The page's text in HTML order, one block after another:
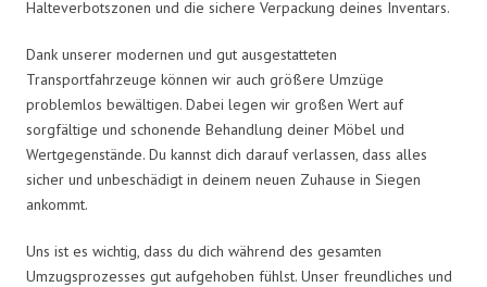
Halteverbotszonen und die sichere Verpackung deines Inventars.
Dank unserer modernen und gut ausgestatteten
Transportfahrzeuge können wir auch größere Umzüge
problemlos bewältigen. Dabei legen wir großen Wert auf
sorgfältige und schonende Behandlung deiner Möbel und
Wertgegenstände. Du kannst dich darauf verlassen, dass alles
sicher und unbeschädigt in deinem neuen Zuhause in Siegen
ankommt.
Uns ist es wichtig, dass du dich während des gesamten
Umzugsprozesses gut aufgehoben fühlst. Unser freundliches und